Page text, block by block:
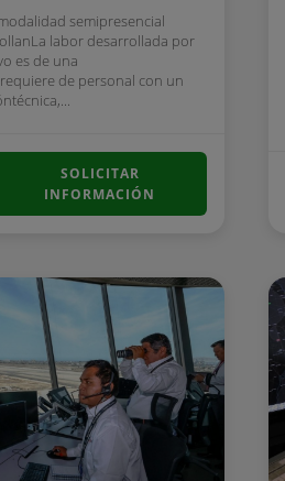
semipresencial
labor desarrollada por
es de una
de personal con un
SOLICITAR
INFORMACIÓN